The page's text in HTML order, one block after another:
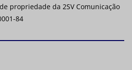
propriedade da 2SV Comunicação
84